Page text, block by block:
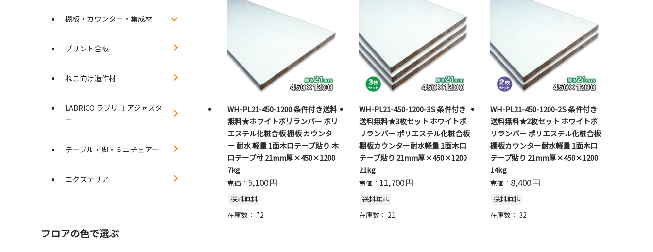
WH-PL21-450-1200 条件付き送料
無料★ホワイトポリランバー ポリ
エステル化粧合板 棚板 カウンタ
ー 耐水 軽量 1面木口テープ貼り 木
口テープ付 21mm厚×450×1200
7kg
売価： 5,100円
送料無料
在庫数： 72
WH-PL21-450-1200-3S 条件付き
送料無料★3枚セット ホワイトポ
リランバー ポリエステル化粧合板
棚板カウンター耐水軽量 1面木口
テープ貼り 21mm厚×450×1200
21kg
売価： 11,700円
送料無料
在庫数： 21
WH-PL21-450-1200-2S 条件付き
送料無料★2枚セット ホワイトポ
リランバー ポリエステル化粧合板
棚板カウンター耐水軽量 1面木口
テープ貼り 21mm厚×450×1200
14kg
売価： 8,400円
送料無料
在庫数： 32
棚板・カウンター・集成材
プリント合板
ねこ向け造作材
LABRICO ラブリコ アジャスタ
ー
テーブル・脚・ミニチェアー
エクステリア
フロアの色で選ぶ